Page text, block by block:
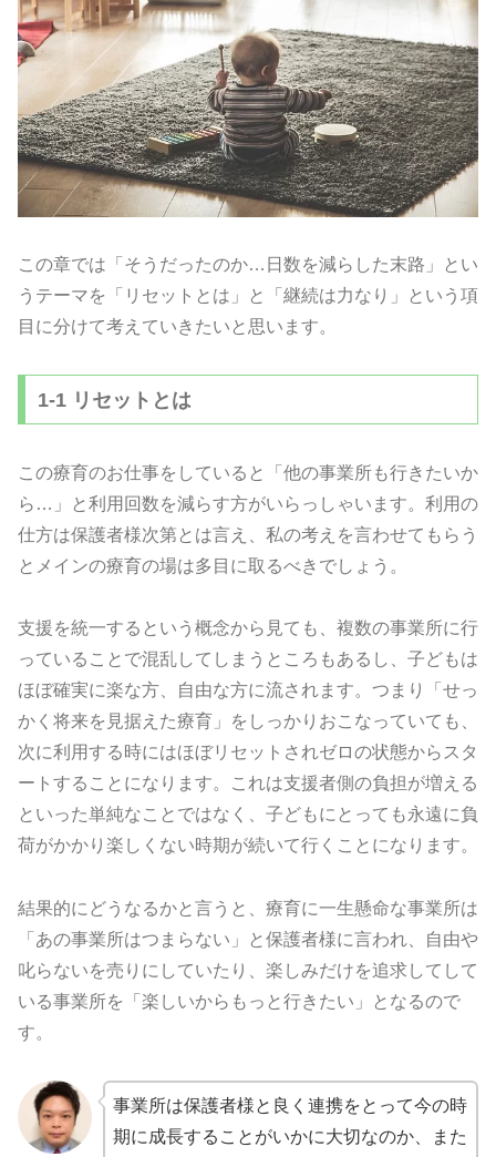
この章では「そうだったのか…日数を減らした末路」とい
うテーマを「リセットとは」と「継続は力なり」という項
目に分けて考えていきたいと思います。
1-1 リセットとは
この療育のお仕事をしていると「他の事業所も行きたいか
ら…」と利用回数を減らす方がいらっしゃいます。利用の
仕方は保護者様次第とは言え、私の考えを言わせてもらう
とメインの療育の場は多目に取るべきでしょう。
支援を統一するという概念から見ても、複数の事業所に行
っていることで混乱してしまうところもあるし、子どもは
ほぼ確実に楽な方、自由な方に流されます。つまり「せっ
かく将来を見据えた療育」をしっかりおこなっていても、
次に利用する時にはほぼリセットされゼロの状態からスタ
ートすることになります。これは支援者側の負担が増える
といった単純なことではなく、子どもにとっても永遠に負
荷がかかり楽しくない時期が続いて行くことになります。
結果的にどうなるかと言うと、療育に一生懸命な事業所は
「あの事業所はつまらない」と保護者様に言われ、自由や
叱らないを売りにしていたり、楽しみだけを追求してして
いる事業所を「楽しいからもっと行きたい」となるので
す。
事業所は保護者様と良く連携をとって今の時
期に成長することがいかに大切なのか、また